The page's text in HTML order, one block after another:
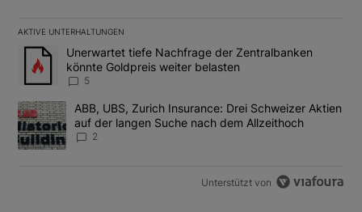
AKTIVE UNTERHALTUNGEN
Das Folgende ist eine Liste der am meisten kommentierten
Ein Trendartikel mit dem Titel "Unerwartet tiefe Nachfrage der
Unerwartet tiefe Nachfrage der Zentralbanken
könnte Goldpreis weiter belasten
5
Ein Trendartikel mit dem Titel "ABB, UBS, Zurich Insurance:
ABB, UBS, Zurich Insurance: Drei Schweizer Aktien
auf der langen Suche nach dem Allzeithoch
2
Unterstützt von